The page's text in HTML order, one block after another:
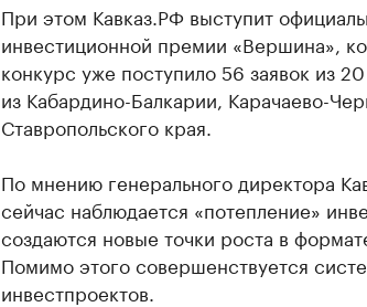
При этом Кавказ.РФ выступит
инвестиционной премии «Вершина»,
конкурс уже поступило 56 заявок из
из Кабардино-Балкарии, Карачаево-
Ставропольского края.
По мнению генерального директора
сейчас наблюдается «потепление»
создаются новые точки роста в
Помимо этого совершенствуется
инвестпроектов.